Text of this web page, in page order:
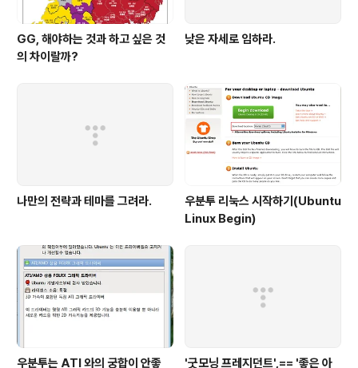
GG, 해야하는 것과 하고 싶은 것
의 차이랄까?
낮은 자세로 임하라.
나만의 전략과 테마를 그려라.
우분투 리눅스 시작하기(Ubuntu
Linux Begin)
우분투는 ATI 와의 궁합이 안좋 '굿모닝 프레지던트',== '좋은 아